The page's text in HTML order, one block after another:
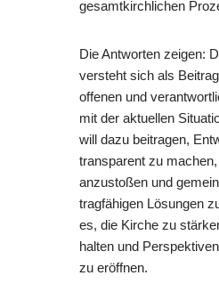
gesamtkirchlichen
Die Antworten zeigen:
versteht sich als
offenen und
mit der aktuellen
will dazu beitragen,
transparent zu
anzustoßen und
tragfähigen Lösungen
es, die Kirche zu
halten und
zu eröffnen.